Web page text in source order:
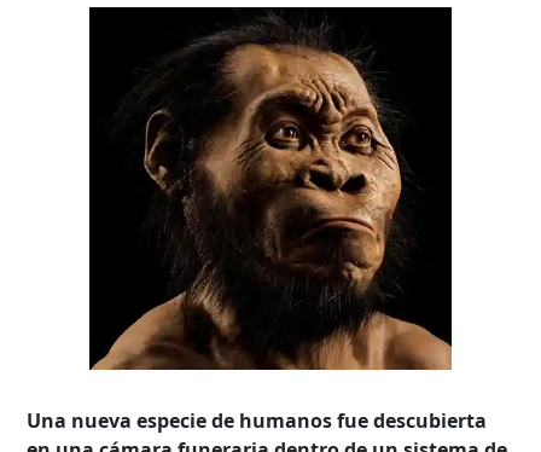
Una nueva especie de humanos fue descubierta